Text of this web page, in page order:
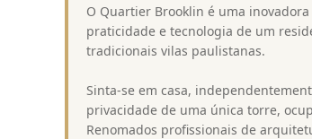
O Quartier Brooklin é uma
praticidade e tecnologia de um
tradicionais vilas paulistanas.
Sinta-se em casa,
privacidade de uma única torre,
Renomados profissionais de